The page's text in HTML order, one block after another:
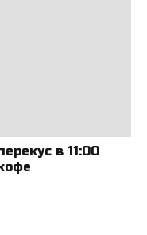
в 11:00